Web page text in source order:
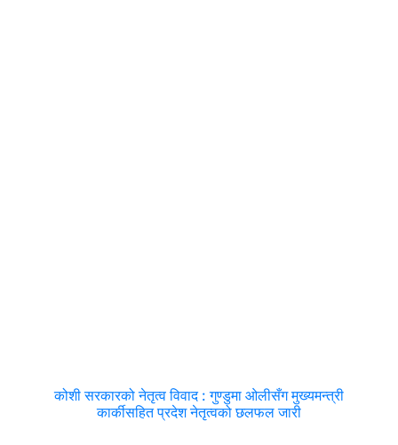
कोशी सरकारको नेतृत्व विवाद : गुण्डुमा ओलीसँग मुख्यमन्त्री
कार्कीसहित प्रदेश नेतृत्वको छलफल जारी